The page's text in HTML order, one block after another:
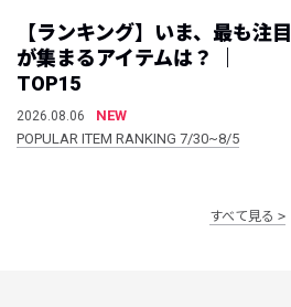
【ランキング】いま、最も注目
が集まるアイテムは？ ｜
TOP15
2026.08.06
NEW
POPULAR ITEM RANKING 7/30~8/5
すべて見る